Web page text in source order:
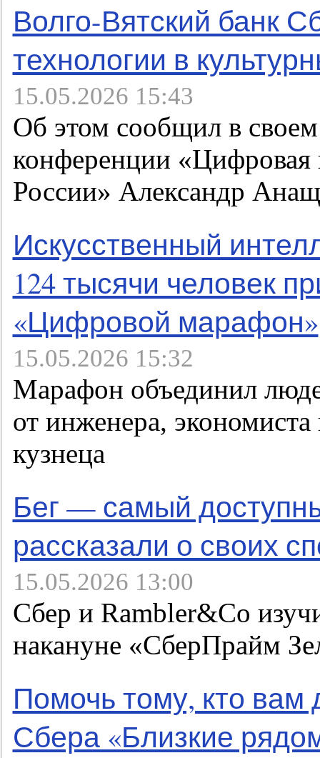
Волго-Вятский банк
технологии в
15.05.2026 15:43
Об этом сообщил в
конференции
России» Александр
Искусственный
124 тысячи человек
«Цифровой марафон»
15.05.2026 15:32
Марафон объединил
от инженера,
кузнеца
Бег — самый
рассказали о своих
15.05.2026 13:00
Сбер и Rambler&Co
накануне «СберПрайм
Помочь тому, кто вам
Сбера «Близкие